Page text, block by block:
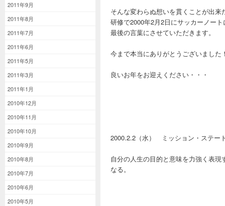
2011年9月
2011年8月
2011年7月
2011年6月
2011年5月
2011年3月
2011年1月
2010年12月
2010年11月
2010年10月
2010年9月
2010年8月
2010年7月
2010年6月
2010年5月
そんな変わらぬ想いを貫くことが出
研修で2000年2月2日にサッカーノー
最後の言葉にさせていただきます。
今まで本当にありがとうございまし
良いお年をお迎えください・・・
2000.2.2（水） ミッション・ステー
自分の人生の目的と意味を力強く表
なる。